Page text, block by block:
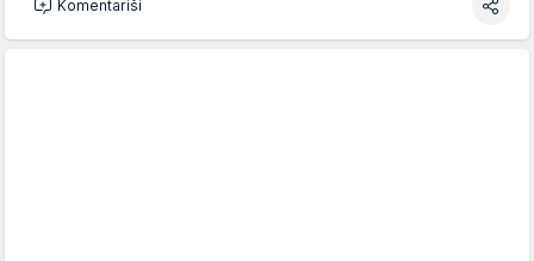
Komentariši